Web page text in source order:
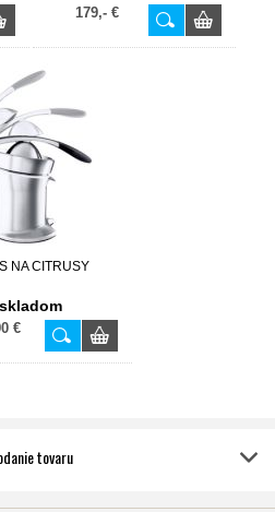
179,- €
NA CITRUSY
skladom
€
tovaru